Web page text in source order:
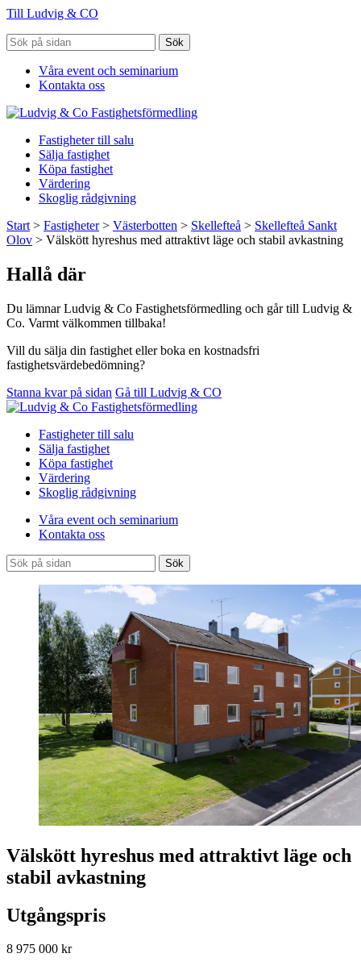
Till Ludvig & CO
Sök
Våra event och seminarium
Kontakta oss
Fastigheter till salu
Sälja fastighet
Köpa fastighet
Värdering
Skoglig rådgivning
Start > Fastigheter> Västerbotten > Skellefteå > Skellefteå Sankt
Olov > Välskött hyreshus med attraktivt läge och stabil avkastning
Hallå där
Du lämnar Ludvig & Co Fastighetsförmedling och går till Ludvig &
Co. Varmt välkommen tillbaka!
Vill du sälja din fastighet eller boka en kostnadsfri
fastighetsvärdebedömning?
Stanna kvar på sidan Gå till Ludvig & CO
Fastigheter till salu
Sälja fastighet
Köpa fastighet
Värdering
Skoglig rådgivning
Våra event och seminarium
Kontakta oss
Sök
Välskött hyreshus med attraktivt läge och
stabil avkastning
Utgångspris
8 975 000 kr